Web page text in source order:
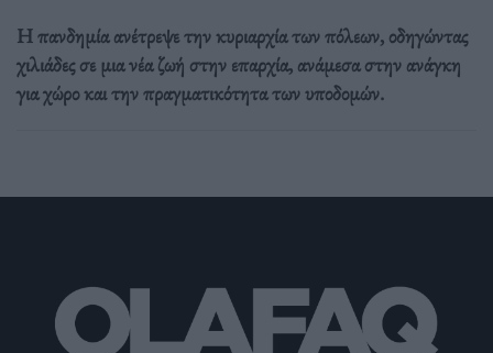
Η πανδημία ανέτρεψε την κυριαρχία των πόλεων, οδηγώντας
χιλιάδες σε μια νέα ζωή στην επαρχία, ανάμεσα στην ανάγκη
για χώρο και την πραγματικότητα των υποδομών.